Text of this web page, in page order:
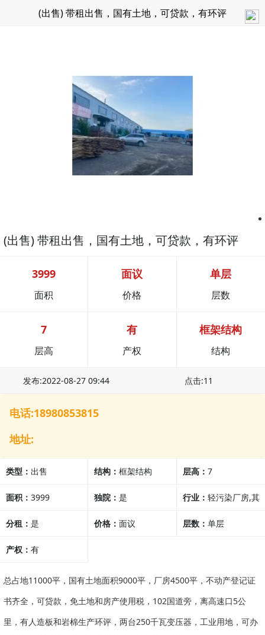
(出售) 带租出售，国有土地，可贷款，有环评
(出售) 带租出售，国有土地，可贷款，有环评
3999
面积
面议
价格
单层
层数
7
层高
有
产权
框架结构
结构
发布:2022-08-27 09:44 点击:11
电话:18980853815
地址:
类型： 出售 结构：框架结构 层高： 7
面积： 3999 独院：是 行业： 轻污染厂房,其
他行业
分租： 是 价格：面议 层数： 单层
产权： 有
总占地11000平，国有土地面积9000平，厂房4500平，不动产登记证
书齐全，可贷款，免土地和房产使用税，102国道旁，离高速口5公
里，有人造板和岩棉生产环评，两台250千瓦变压器，工业用地，可办